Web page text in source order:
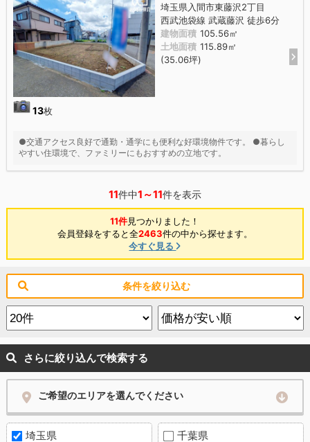
13枚
埼玉県入間市東藤沢2丁目
西武池袋線 武蔵藤沢 徒歩6分
建物面積 105.56㎡
土地面積 115.89㎡
(35.06坪)
●交通アクセス良好で通勤・通学にも便利な好環境物件です。 ●暮らし
やすい住環境で、ファミリーにもおすすめの立地です。
11件中1～11件を表示
11件見つかりました！
会員登録をすると全2463件の中から探せます。
今すぐ見る
条件を絞り込む
さらに絞り込んで検索する
ご希望のエリアを選んでください
埼玉県 千葉県